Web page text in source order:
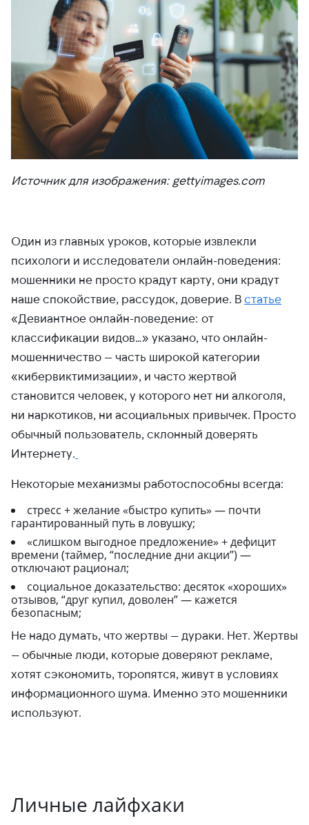
Источник для изображения: gettyimages.com
Один из главных уроков, которые извлекли
психологи и исследователи онлайн-поведения:
мошенники не просто крадут карту, они крадут
наше спокойствие, рассудок, доверие. В статье
«Девиантное онлайн-поведение: от
классификации видов…» указано, что онлайн-
мошенничество — часть широкой категории
«кибервиктимизации», и часто жертвой
становится человек, у которого нет ни алкоголя,
ни наркотиков, ни асоциальных привычек. Просто
обычный пользователь, склонный доверять
Интернету.
Некоторые механизмы работоспособны всегда:
стресс + желание «быстро купить» — почти
гарантированный путь в ловушку;
«слишком выгодное предложение» + дефицит
времени (таймер, “последние дни акции”) —
отключают рационал;
социальное доказательство: десяток «хороших»
отзывов, “друг купил, доволен” — кажется
безопасным;
Не надо думать, что жертвы — дураки. Нет. Жертвы
— обычные люди, которые доверяют рекламе,
хотят сэкономить, торопятся, живут в условиях
информационного шума. Именно это мошенники
используют.
Личные лайфхаки